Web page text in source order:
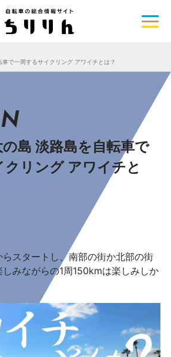
で一周するサイクリング アワイチとは？
島 淡路島を自転車で
クリング アワイチと
スタートし、南部の街か北部の街
みながらの1周150kmは楽しみしか